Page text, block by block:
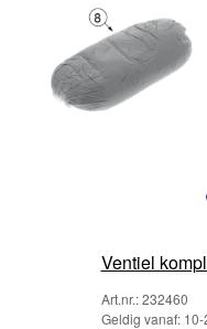
Ventiel
Art.nr.: 232460
Geldig vanaf: